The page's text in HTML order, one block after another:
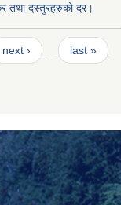
तथा दस्तुरहरुको दर।
next › last »